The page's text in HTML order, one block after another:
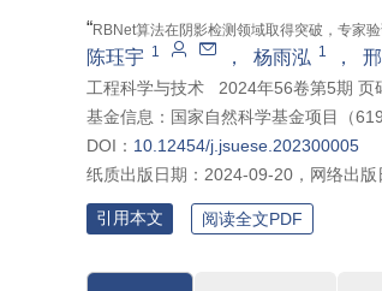
“RBNet算法在阴影检测领域取得突破，专家
陈珏宇 1 ， 杨雨泓 1 ，
工程科学与技术
2024年56卷第5期 页
基金信息： 国家自然科学基金项目（
DOI： 10.12454/j.jsuese.202300005
纸质出版日期： 2024-09-20 ， 网络出版
引用本文 阅读全文PDF